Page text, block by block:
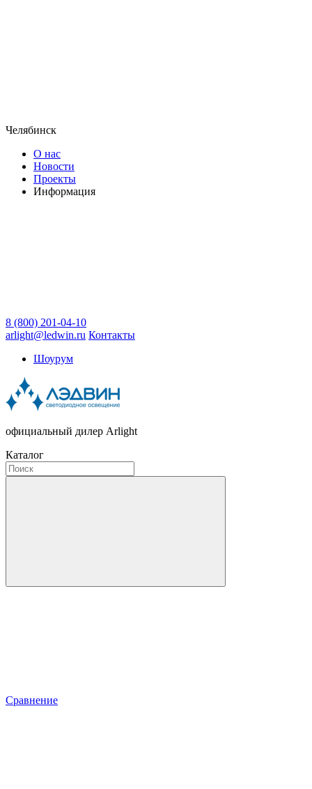
Челябинск
О нас
Новости
Проекты
Информация
8 (800) 201-04-10
arlight@ledwin.ru Контакты
Шоурум
официальный дилер Arlight
Каталог
Сравнение